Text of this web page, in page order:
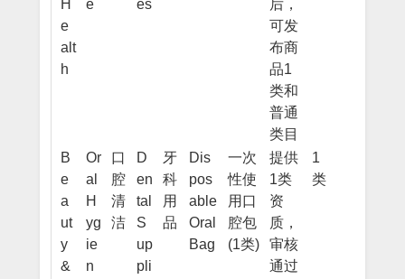
H
e
alt
h
e es
后，
可发
布商
品1
类和
普通
类目
B
e
a
ut
y
&
Or
al
H
yg
ie
n
口
腔
清
洁
D
en
tal
S
up
pli
牙
科
用
品
Dis
pos
able
Oral
Bag
一次
性使
用口
腔包
(1类)
提供
1类
资
质，
审核
通过
1
类